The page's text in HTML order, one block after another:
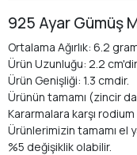
925 Ayar Gümüş
Ortalama Ağırlık: 6.2
Ürün Uzunluğu: 2.2
Ürün Genişliği: 1.3 cmdir.
Ürünün tamamı (zincir
Kararmalara karşı rodium
Ürünlerimizin tamamı el
%5 değişiklik olabilir.